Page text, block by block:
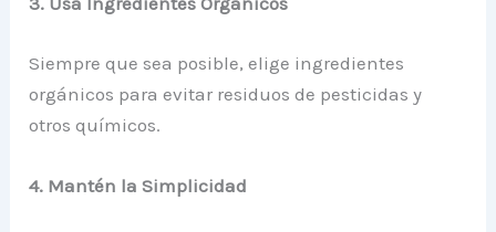
Siempre que sea posible, elige ingredientes
orgánicos para evitar residuos de pesticidas y
otros químicos.
4. Mantén la Simplicidad